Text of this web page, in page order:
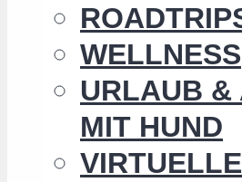
WELLNESS
URLAUB &
MIT HUND